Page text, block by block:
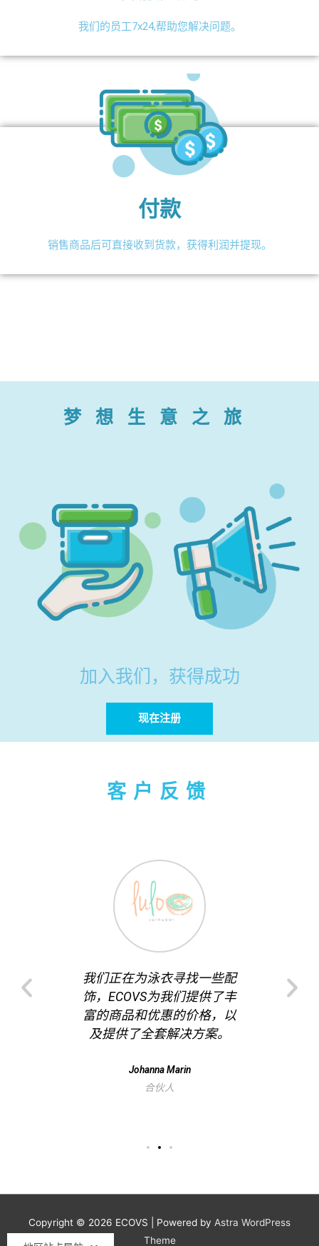
我们的员工7x24,帮助您解决问题。
付款
销售商品后可直接收到货款，获得利润并提现。
梦想生意之旅
加入我们，获得成功
现在注册
客户反馈
网站
，优
我们正在为泳衣寻找一些配
饰，ECOVS为我们提供了丰
富的商品和优惠的价格，以
及提供了全套解决方案。
Johanna Marin
合伙人
和
愉快
Copyright © 2026 ECOVS | Powered by Astra WordPress
Theme